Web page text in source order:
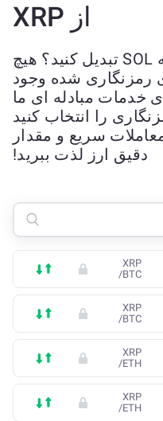
از XRP
نمی خواهید XRP را به SOL تبدیل کنید؟ هیچ
رمزنگاری شده وجود
خدمات مبادله ای ما
را انتخاب کنید
سریع و مقدار
دقیق ارز لذت ببرید!
XRP
/BTC
XRP
/BTC
XRP
/ETH
XRP
/ETH